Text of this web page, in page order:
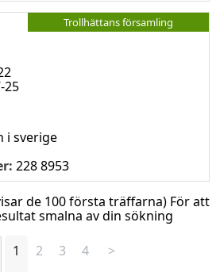
Trollhättans församling
25
i sverige
228 8953
de 100 första träffarna) För att
smalna av din sökning
1 2 3 4 >